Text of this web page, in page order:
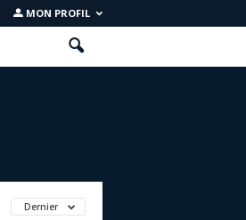
MON PROFIL
Dernier